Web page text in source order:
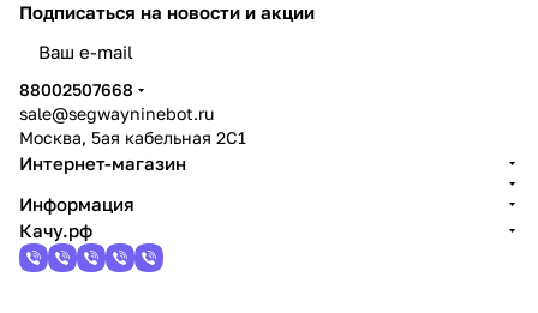
Подписаться на новости и акции
88002507668
sale@segwayninebot.ru
Москва, 5ая кабельная 2С1
Интернет-магазин
Информация
Качу.рф